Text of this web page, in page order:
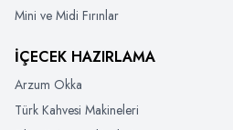
Mini ve Midi Fırınlar
İÇECEK HAZIRLAMA
Arzum Okka
Türk Kahvesi Makineleri